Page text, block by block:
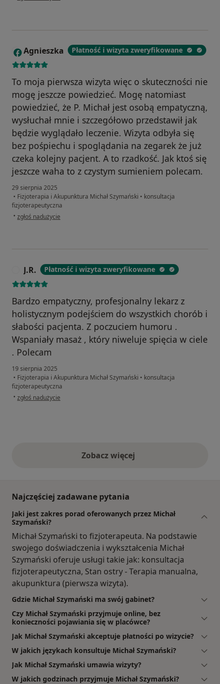
A Agnieszka Płatność i wizyta zweryfikowane
To moja pierwsza wizyta więc o skuteczności nie
mogę jeszcze powiedzieć. Mogę natomiast
powiedzieć, że P. Michał jest osobą empatyczną,
wysłuchał mnie i szczegółowo przedstawił jak
będzie wyglądało leczenie. Wizyta odbyła się
bez pośpiechu i spoglądania na zegarek że już
czeka kolejny pacjent. A to rzadkość. Jak ktoś się
jeszcze waha to z czystym sumieniem polecam.
29 sierpnia 2025
• Fizjoterapia i Akupunktura Michał Szymański • konsultacja
fizjoterapeutyczna
• w opinii użytkownika Agnieszka
zgłoś nadużycie
J.R. Płatność i wizyta zweryfikowane
Bardzo empatyczny, profesjonalny lekarz z
holistycznym podejściem do wszystkich chorób i
słabości pacjenta. Z poczuciem humoru .
Wspaniały masaż , który niweluje spięcia w ciele
. Polecam
19 sierpnia 2025
• Fizjoterapia i Akupunktura Michał Szymański • konsultacja
fizjoterapeutyczna
• w opinii użytkownika J.R.
zgłoś nadużycie
Zobacz więcejopinie powyżej
Najczęściej zadawane pytania
Jaki jest zakres porad oferowanych przez Michał
Szymański?
Michał Szymański to fizjoterapeuta. Na podstawie
swojego doświadczenia i wykształcenia Michał
Szymański oferuje usługi takie jak: konsultacja
fizjoterapeutyczna, Stan ostry - Terapia manualna,
akupunktura (pierwsza wizyta).
Gdzie Michał Szymański ma swój gabinet?
Czy Michał Szymański przyjmuje online, bez
konieczności pojawiania się w placówce?
Jak Michał Szymański akceptuje płatności po wizycie?
W jakich językach konsultuje Michał Szymański?
Jak Michał Szymański umawia wizyty?
W jakich godzinach przyjmuje Michał Szymański?